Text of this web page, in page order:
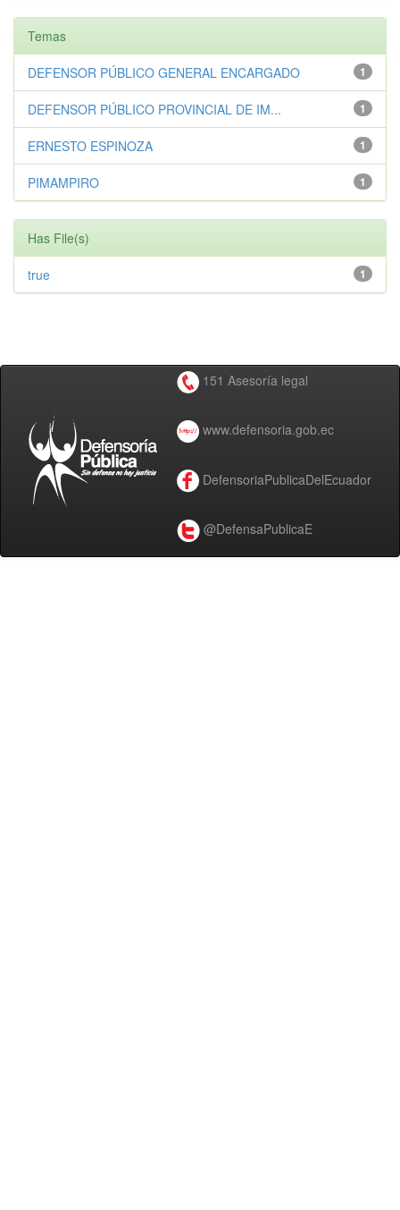
Temas
1
DEFENSOR PÚBLICO GENERAL ENCARGADO
1
DEFENSOR PÚBLICO PROVINCIAL DE IM...
1
ERNESTO ESPINOZA
1
PIMAMPIRO
Has File(s)
1
true
151 Asesoría legal
www.defensoria.gob.ec
DefensoriaPublicaDelEcuador
@DefensaPublicaE